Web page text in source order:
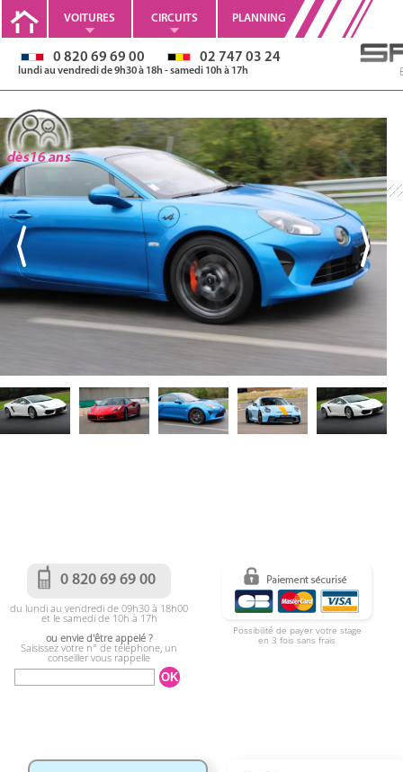
VOITURES CIRCUITS PLANNING
0 820 69 69 00 02 747 03 24
lundi au vendredi de 9h30 à 18h - samedi 10h à 17h
0 820 69 69 00
du lundi au vendredi de 09h30 à 18h00
et le samedi de 10h à 17h
ou envie d'être appelé ?
Saisissez votre n° de téléphone, un
conseiller vous rappelle
Possibilité de payer votre stage
en 3 fois sans frais